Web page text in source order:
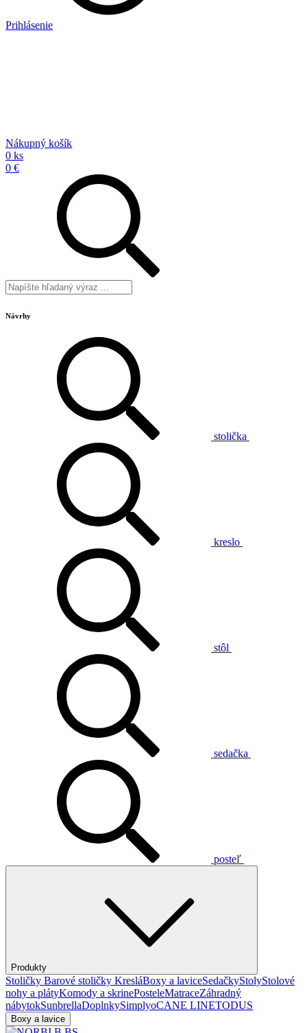
Prihlásenie
Nákupný košík
0 ks
0 €
Návrhy
stolička
kreslo
stôl
sedačka
posteľ
Produkty
Stoličky Barové stoličky KresláBoxy a laviceSedačkyStolyStolové
nohy a plátyKomody a skrinePosteleMatraceZáhradný
nábytokSunbrellaDoplnkySimplyoCANE LINETODUS
Boxy a lavice